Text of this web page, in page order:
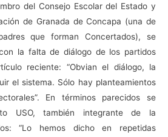
del Consejo Escolar del Estado y
de Granada de Concapa (una de
que forman Concertados), se
la falta de diálogo de los partidos
reciente: “Obvian el diálogo, la
el sistema. Sólo hay planteamientos
En términos parecidos se
USO, también integrante de la
“Lo hemos dicho en repetidas